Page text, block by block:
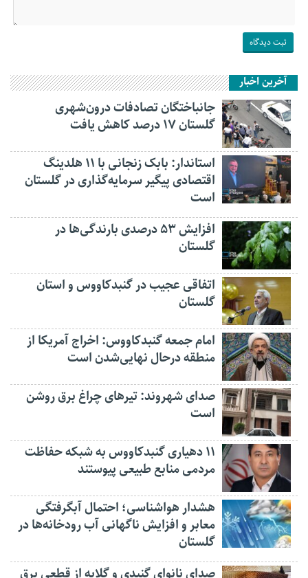
آخرین اخبار
جانباختگان تصادفات درون‌شهری
گلستان ۱۷ درصد کاهش یافت
استاندار: بابک زنجانی با ۱۱ هلدینگ
اقتصادی پیگیر سرمایه‌گذاری در گلستان
است
افزایش ۵۳ درصدی بارندگی‌ها در
گلستان
اتفاقی عجیب در‌ گنبدکاووس و استان
گلستان
امام جمعه گنبدکاووس: اخراج آمریکا از
منطقه درحال نهایی‌شدن است
صدای شهروند: تیرهای چراغ برق روشن
است
۱۱ دهیاری گنبدکاووس به شبکه حفاظت
مردمی منابع طبیعی پیوستند
هشدار هواشناسی؛ احتمال آبگرفتگی
معابر و افزایش ناگهانی آب رودخانه‌ها در
گلستان